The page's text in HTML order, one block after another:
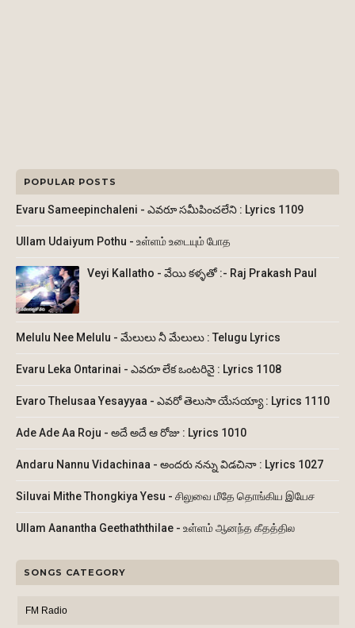
POPULAR POSTS
Evaru Sameepinchaleni - ఎవరూ సమీపించలేని : Lyrics 1109
Ullam Udaiyum Pothu - உள்ளம் உடையும் போத
Veyi Kallatho - వేయి కళ్ళతో :- Raj Prakash Paul
Melulu Nee Melulu - మేలులు నీ మేలులు : Telugu Lyrics
Evaru Leka Ontarinai - ఎవరూ లేక ఒంటరినై : Lyrics 1108
Evaro Thelusaa Yesayyaa - ఎవరో తెలుసా యేసయ్యా : Lyrics 1110
Ade Ade Aa Roju - అదే అదే ఆ రోజు : Lyrics 1010
Andaru Nannu Vidachinaa - అందరు నన్ను విడచినా : Lyrics 1027
Siluvai Mithe Thongkiya Yesu - சிலுவை மீதே தொங்கிய இயேச
Ullam Aanantha Geethaththilae - உள்ளம் ஆனந்த கீதத்தில
SONGS CATEGORY
FM Radio